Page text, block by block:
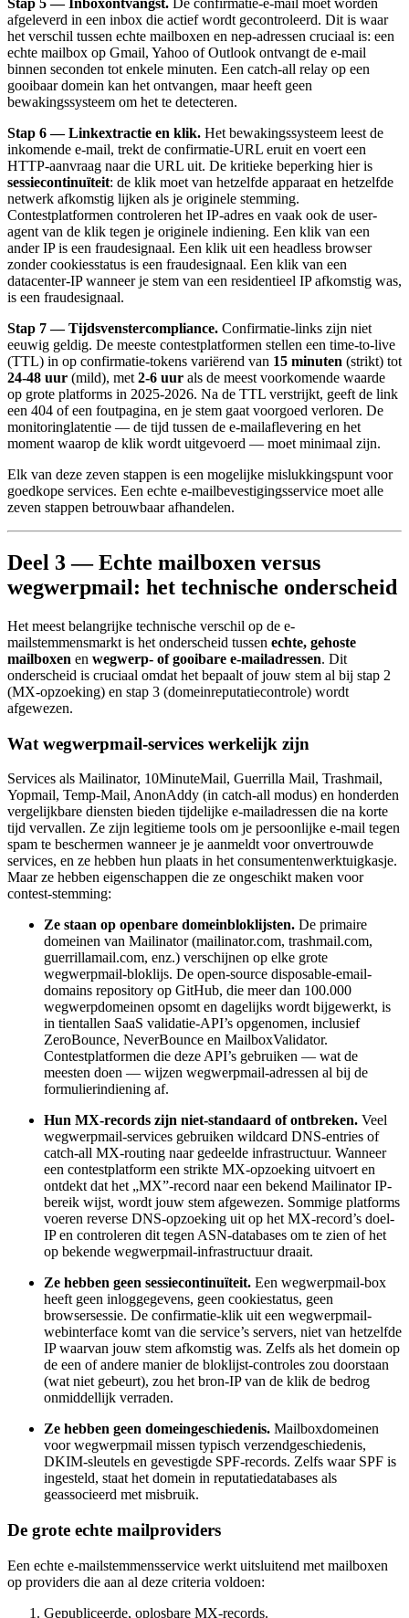
Stap 5 — Inboxontvangst. De confirmatie-e-mail moet worden
afgeleverd in een inbox die actief wordt gecontroleerd. Dit is waar
het verschil tussen echte mailboxen en nep-adressen cruciaal is: een
echte mailbox op Gmail, Yahoo of Outlook ontvangt de e-mail
binnen seconden tot enkele minuten. Een catch-all relay op een
gooibaar domein kan het ontvangen, maar heeft geen
bewakingssysteem om het te detecteren.
Stap 6 — Linkextractie en klik. Het bewakingssysteem leest de
inkomende e-mail, trekt de confirmatie-URL eruit en voert een
HTTP-aanvraag naar die URL uit. De kritieke beperking hier is
sessiecontinuïteit: de klik moet van hetzelfde apparaat en hetzelfde
netwerk afkomstig lijken als je originele stemming.
Contestplatformen controleren het IP-adres en vaak ook de user-
agent van de klik tegen je originele indiening. Een klik van een
ander IP is een fraudesignaal. Een klik uit een headless browser
zonder cookiesstatus is een fraudesignaal. Een klik van een
datacenter-IP wanneer je stem van een residentieel IP afkomstig was,
is een fraudesignaal.
Stap 7 — Tijdsvenstercompliance. Confirmatie-links zijn niet
eeuwig geldig. De meeste contestplatformen stellen een time-to-live
(TTL) in op confirmatie-tokens variërend van 15 minuten (strikt) tot
24-48 uur (mild), met 2-6 uur als de meest voorkomende waarde
op grote platforms in 2025-2026. Na de TTL verstrijkt, geeft de link
een 404 of een foutpagina, en je stem gaat voorgoed verloren. De
monitoringlatentie — de tijd tussen de e-mailaflevering en het
moment waarop de klik wordt uitgevoerd — moet minimaal zijn.
Elk van deze zeven stappen is een mogelijke mislukkingspunt voor
goedkope services. Een echte e-mailbevestigingsservice moet alle
zeven stappen betrouwbaar afhandelen.
Deel 3 — Echte mailboxen versus
wegwerpmail: het technische onderscheid
Het meest belangrijke technische verschil op de e-
mailstemmensmarkt is het onderscheid tussen echte, gehoste
mailboxen en wegwerp- of gooibare e-mailadressen. Dit
onderscheid is cruciaal omdat het bepaalt of jouw stem al bij stap 2
(MX-opzoeking) en stap 3 (domeinreputatiecontrole) wordt
afgewezen.
Wat wegwerpmail-services werkelijk zijn
Services als Mailinator, 10MinuteMail, Guerrilla Mail, Trashmail,
Yopmail, Temp-Mail, AnonAddy (in catch-all modus) en honderden
vergelijkbare diensten bieden tijdelijke e-mailadressen die na korte
tijd vervallen. Ze zijn legitieme tools om je persoonlijke e-mail tegen
spam te beschermen wanneer je je aanmeldt voor onvertrouwde
services, en ze hebben hun plaats in het consumentenwerktuigkasje.
Maar ze hebben eigenschappen die ze ongeschikt maken voor
contest-stemming:
Ze staan op openbare domeinbloklijsten. De primaire
domeinen van Mailinator (mailinator.com, trashmail.com,
guerrillamail.com, enz.) verschijnen op elke grote
wegwerpmail-bloklijs. De open-source disposable-email-
domains repository op GitHub, die meer dan 100.000
wegwerpdomeinen opsomt en dagelijks wordt bijgewerkt, is
in tientallen SaaS validatie-API’s opgenomen, inclusief
ZeroBounce, NeverBounce en MailboxValidator.
Contestplatformen die deze API’s gebruiken — wat de
meesten doen — wijzen wegwerpmail-adressen al bij de
formulierindiening af.
Hun MX-records zijn niet-standaard of ontbreken. Veel
wegwerpmail-services gebruiken wildcard DNS-entries of
catch-all MX-routing naar gedeelde infrastructuur. Wanneer
een contestplatform een strikte MX-opzoeking uitvoert en
ontdekt dat het „MX”-record naar een bekend Mailinator IP-
bereik wijst, wordt jouw stem afgewezen. Sommige platforms
voeren reverse DNS-opzoeking uit op het MX-record’s doel-
IP en controleren dit tegen ASN-databases om te zien of het
op bekende wegwerpmail-infrastructuur draait.
Ze hebben geen sessiecontinuïteit. Een wegwerpmail-box
heeft geen inloggegevens, geen cookiestatus, geen
browsersessie. De confirmatie-klik uit een wegwerpmail-
webinterface komt van die service’s servers, niet van hetzelfde
IP waarvan jouw stem afkomstig was. Zelfs als het domein op
de een of andere manier de bloklijst-controles zou doorstaan
(wat niet gebeurt), zou het bron-IP van de klik de bedrog
onmiddellijk verraden.
Ze hebben geen domeingeschiedenis. Mailboxdomeinen
voor wegwerpmail missen typisch verzendgeschiedenis,
DKIM-sleutels en gevestigde SPF-records. Zelfs waar SPF is
ingesteld, staat het domein in reputatiedatabases als
geassocieerd met misbruik.
De grote echte mailproviders
Een echte e-mailstemmensservice werkt uitsluitend met mailboxen
op providers die aan al deze criteria voldoen:
Gepubliceerde, oplosbare MX-records.